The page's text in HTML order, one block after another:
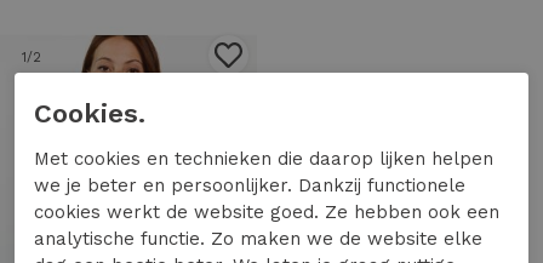
1/2
Cookies.
Met cookies en technieken die daarop lijken helpen
we je beter en persoonlijker. Dankzij functionele
cookies werkt de website goed. Ze hebben ook een
analytische functie. Zo maken we de website elke